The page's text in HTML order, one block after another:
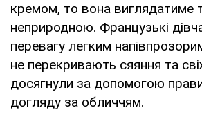
кремом, то вона виглядатиме
неприродною. Французькі
перевагу легким
не перекривають сяяння та
досягнули за допомогою
догляду за обличчям.